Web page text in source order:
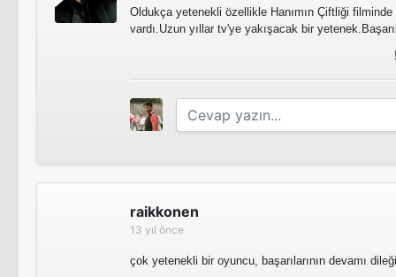
Oldukça yetenekli özellikle Hanımın Çiftliği filminde
vardı.Uzun yıllar tv'ye yakışacak bir
raikkonen
13 yıl önce
çok yetenekli bir oyuncu, başarılarının devamı